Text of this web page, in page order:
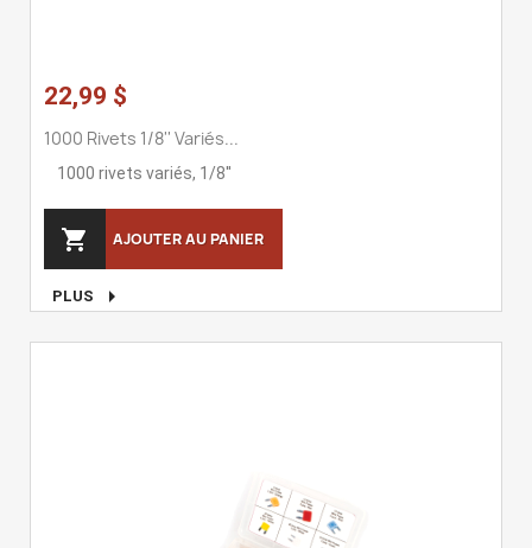
22,99 $
1000 Rivets 1/8'' Variés...
1000 rivets variés, 1/8''
 AJOUTER AU PANIER
PLUS 